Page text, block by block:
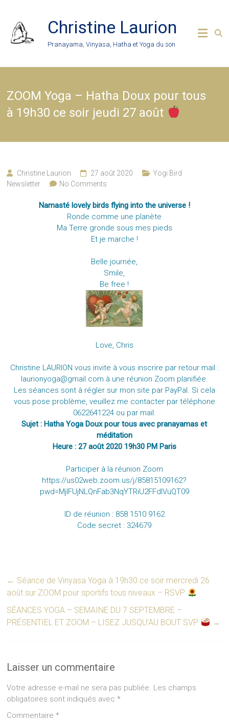
content
Christine Laurion
Pranayama, Vinyasa, Hatha et Yoga du son
ZOOM Yoga – Hatha Doux pour tous
à 19h30 ce soir jeudi 27 août
Christine Laurion 27 août 2020
Yogi Bird
Newsletter
No Comments
Namasté lovely birds flying into the universe !
Ronde comme une planète
Ma Terre gronde sous mes pieds
Et je marche !
Belle journée,
Smile,
Be free !
Love, Chris
Christine LAURION vous invite à vous inscrire par retour mail :
laurionyoga@gmail.com à une réunion Zoom planifiée.
Les séances sont à régler sur mon site par PayPal. Si cela
vous pose problème, veuillez me contacter par téléphone
0622641224 ou par mail.
Sujet : Hatha Yoga Doux pour tous avec pranayamas et
méditation
Heure : 27 août 2020 19h30 PM Paris
Participer à la réunion Zoom
https://us02web.zoom.us/j/85815109162?
pwd=MjlFUjNLQnFab3NqYTRiU2FFdlVuQT09
ID de réunion : 858 1510 9162
Code secret : 324679
← Séance de Vinyasa Yoga à 19h30 ce soir mercredi 26
août sur ZOOM pour sportifs tous niveaux – RSVP
SÉANCES YOGA – SEMAINE DU 7 SEPTEMBRE –
PRÉSENTIEL ET ZOOM – LISEZ JUSQU’AU BOUT SVP
→
Laisser un commentaire
Votre adresse e-mail ne sera pas publiée. Les champs
obligatoires sont indiqués avec*
Commentaire*